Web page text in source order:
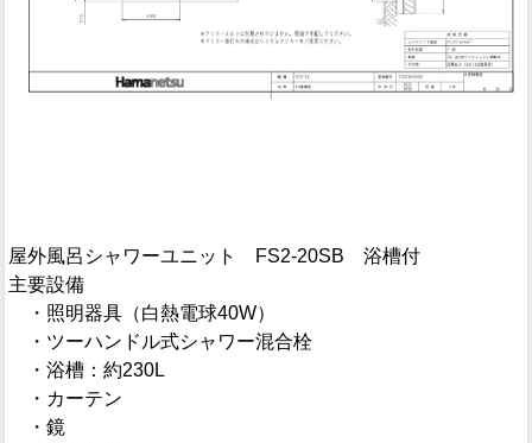
屋外風呂シャワーユニット FS2-20SB 浴槽付
主要設備
・照明器具（白熱電球40W）
・ツーハンドル式シャワー混合栓
・浴槽：約230L
・カーテン
・鏡